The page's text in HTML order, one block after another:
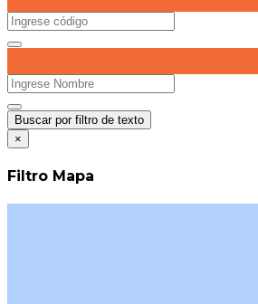
Buscar por filtro de texto
×
Filtro Mapa